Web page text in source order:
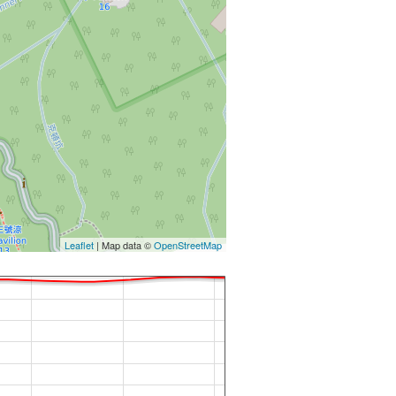
Leaflet | Map data ©OpenStreetMap